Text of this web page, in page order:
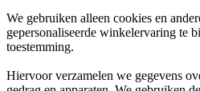
We gebruiken alleen cookies en
gepersonaliseerde winkelervaring te
toestemming.
Hiervoor verzamelen we gegevens